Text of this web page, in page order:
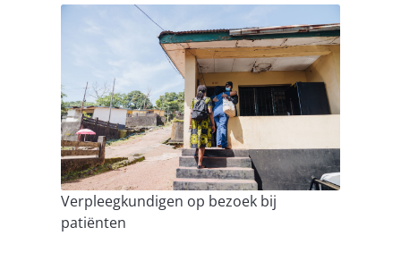
Verpleegkundigen op bezoek bij
patiënten